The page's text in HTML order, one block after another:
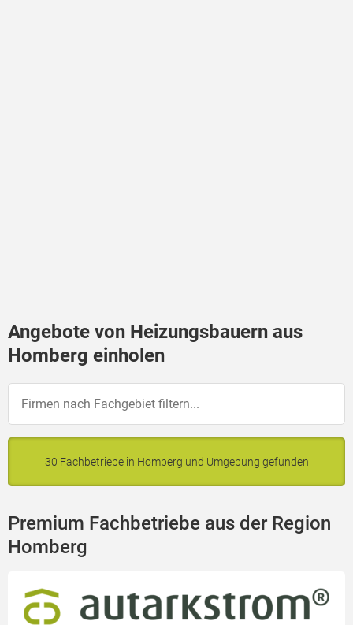
Angebote von Heizungsbauern aus
Homberg einholen
30 Fachbetriebe in Homberg und Umgebung gefunden
Premium Fachbetriebe aus der Region
Homberg